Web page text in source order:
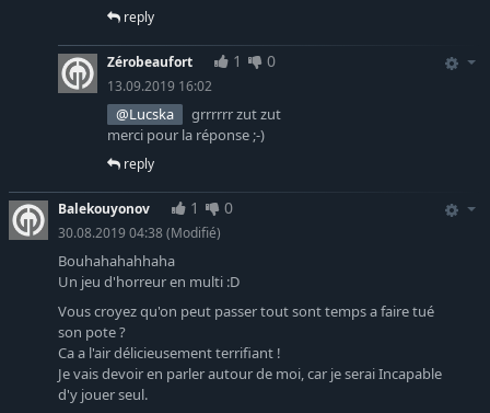
reply
Zérobeaufort 1 0
13.09.2019 16:02
@Lucska
grrrrrr zut zut
merci pour la réponse ;-)
reply
Balekouyonov 1 0
30.08.2019 04:38 (Modifié)
Bouhahahahhaha
Un jeu d'horreur en multi :D
Vous croyez qu'on peut passer tout sont temps a faire tué
son pote ?
Ca a l'air délicieusement terrifiant !
Je vais devoir en parler autour de moi, car je serai Incapable
d'y jouer seul.